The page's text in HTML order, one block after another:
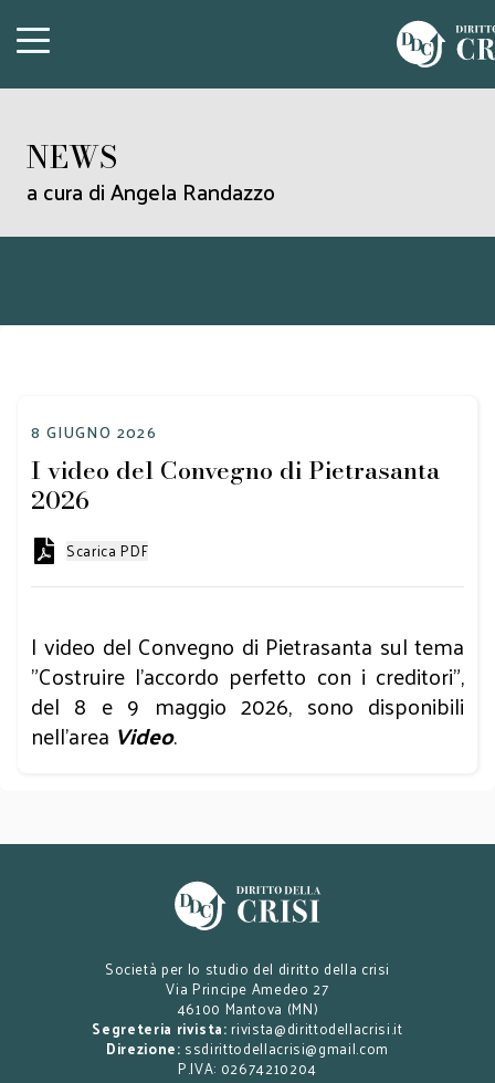
NEWS
a cura di Angela Randazzo
8 GIUGNO 2026
I video del Convegno di Pietrasanta
2026
Scarica PDF
I video del Convegno di Pietrasanta sul tema
"Costruire l'accordo perfetto con i creditori”,
del 8 e 9 maggio 2026, sono disponibili
nell’area Video.
Società per lo studio del diritto della crisi
Via Principe Amedeo 27
46100 Mantova (MN)
Segreteria rivista: rivista@dirittodellacrisi.it
Direzione: ssdirittodellacrisi@gmail.com
P.IVA: 02674210204